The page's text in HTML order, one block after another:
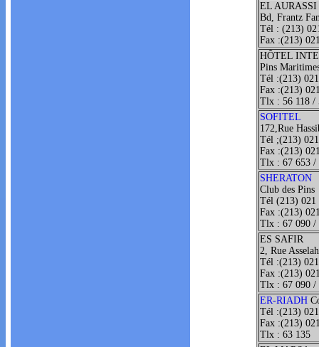
EL AURASSI
Bd, Frantz
Tél : (213)
Fax :(213)
HÔTEL
Pins
Tél :(213)
Fax :(213)
Tlx : 56 118 /
SOFITEL
172,Rue
Tél ;(213)
Fax :(213)
Tlx : 67 653 /
SHERATON
Club des Pins
Tél (213) 021
Fax :(213)
Tlx : 67 090 /
ES SAFIR
2, Rue
Tél :(213)
Fax :(213)
Tlx : 67 090 /
ER-RIADH
Tél :(213)
Fax :(213)
Tlx : 63 135